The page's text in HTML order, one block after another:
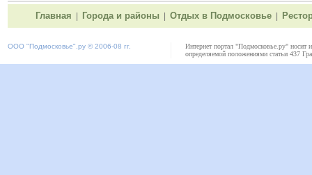
Главная Города и районы Отдых в Подмосковье
ООО "Подмосковье" .ру © 2006-08 гг.
Интернет портал "Подмосковье.ру" носит
определяемой положениями статьи 437